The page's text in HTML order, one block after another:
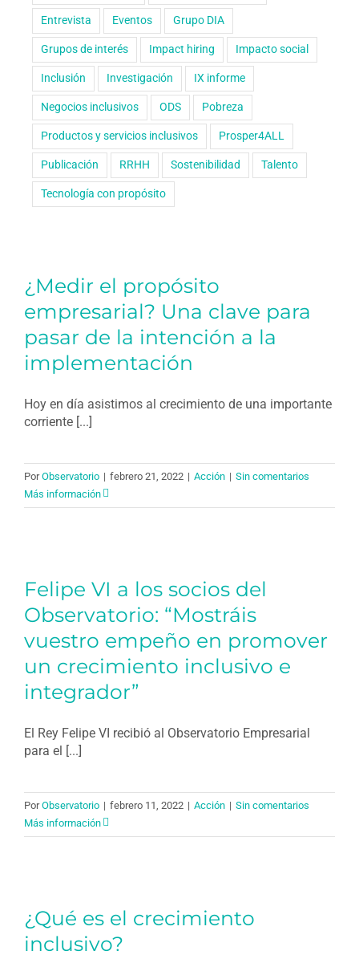
¿Medir el propósito
empresarial? Una clave para
pasar de la intención a la
implementación
Hoy en día asistimos al crecimiento de una importante
corriente [...]
PorObservatorio | febrero 21, 2022 | Acción | Sin comentarios
Más información
Felipe VI a los socios del
Observatorio: “Mostráis
vuestro empeño en promover
un crecimiento inclusivo e
integrador”
El Rey Felipe VI recibió al Observatorio Empresarial
para el [...]
PorObservatorio | febrero 11, 2022 | Acción | Sin comentarios
Más información
¿Qué es el crecimiento
inclusivo?
Entrevista Eventos Grupo DIA
Grupos de interés Impact hiring Impacto social
Inclusión Investigación IX informe
Negocios inclusivos ODS Pobreza
Productos y servicios inclusivos Prosper4ALL
Publicación RRHH Sostenibilidad Talento
Tecnología con propósito